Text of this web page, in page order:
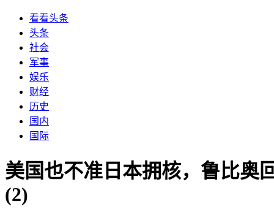
看看头条
头条
社会
军事
娱乐
财经
历史
国内
国际
美国也不准日本拥核，鲁比奥
(2)